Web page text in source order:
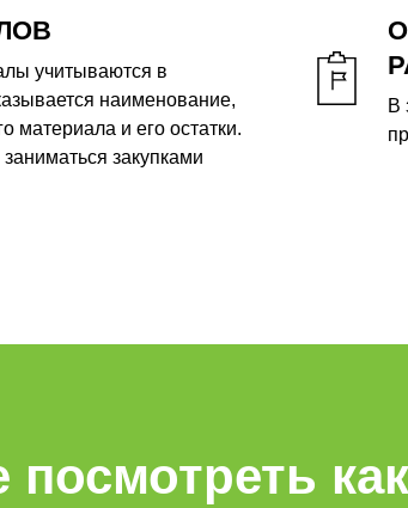
учитываются в
наименование,
материала и его остатки.
закупками
В
посмотреть